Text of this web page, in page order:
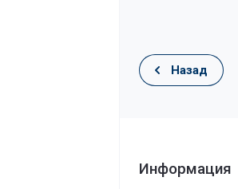
Назад
Информация